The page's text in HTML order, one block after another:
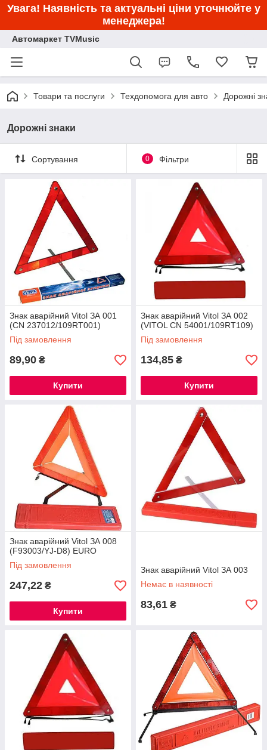
Увага! Наявність та актуальні ціни уточнюйте у
менеджера!
Автомаркет TVMusic
Товари та послуги Техдопомога для авто Дорожні
Дорожні знаки
Сортування 0 Фільтри
Знак аварійний Vitol ЗА 001
(СN 237012/109RT001)
Під замовлення
89,90 ₴
Купити
Знак аварійний Vitol ЗА 002
(VITOL CN 54001/109RT109)
Під замовлення
134,85 ₴
Купити
Знак аварійний Vitol ЗА 008
(F93003/YJ-D8) EURO
Під замовлення
247,22 ₴
Купити
Знак аварійний Vitol ЗА 003
Немає в наявності
83,61 ₴